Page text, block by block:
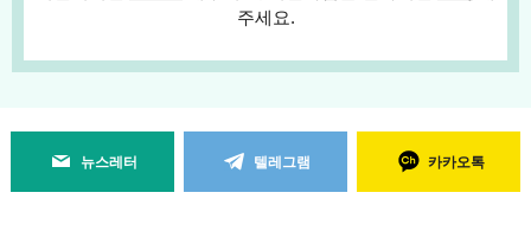
주세요.
뉴스레터 텔레그램 카카오톡